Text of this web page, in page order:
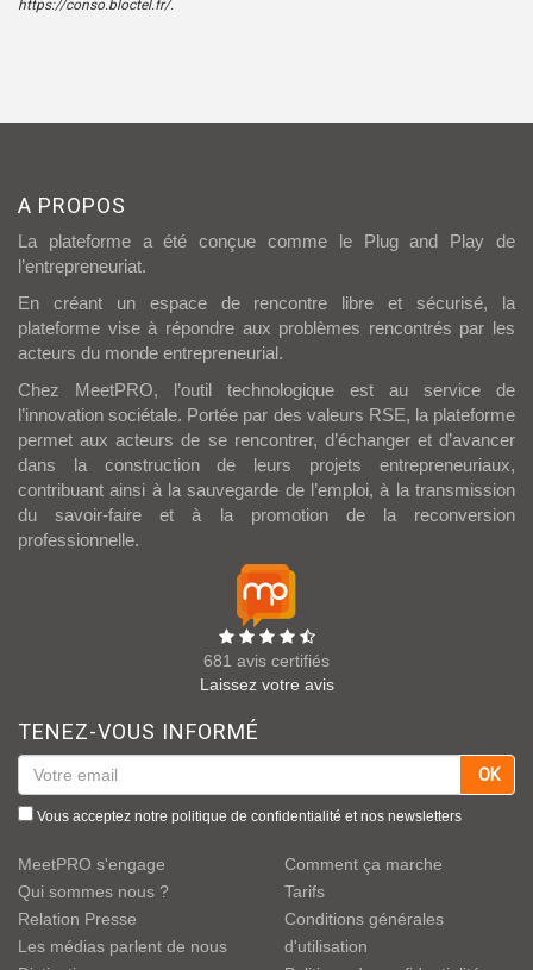
https://conso.bloctel.fr/.
A PROPOS
La plateforme a été conçue comme le Plug and Play de
l’entrepreneuriat.
En créant un espace de rencontre libre et sécurisé, la
plateforme vise à répondre aux problèmes rencontrés par les
acteurs du monde entrepreneurial.
Chez MeetPRO, l’outil technologique est au service de
l’innovation sociétale. Portée par des valeurs RSE, la plateforme
permet aux acteurs de se rencontrer, d’échanger et d’avancer
dans la construction de leurs projets entrepreneuriaux,
contribuant ainsi à la sauvegarde de l’emploi, à la transmission
du savoir-faire et à la promotion de la reconversion
professionnelle.
681 avis certifiés
Laissez votre avis
TENEZ-VOUS INFORMÉ
OK
Vous acceptez notre politique de confidentialité et nos newsletters
MeetPRO s'engage
Qui sommes nous ?
Relation Presse
Les médias parlent de nous
Comment ça marche
Tarifs
Conditions générales
d'utilisation